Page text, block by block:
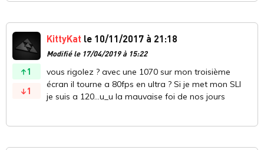
1
1
KittyKat le 10/11/2017 à 21:18
Modifié le 17/04/2019 à 15:22
vous rigolez ? avec une 1070 sur mon troisième
écran il tourne a 80fps en ultra ? Si je met mon SLI
je suis a 120...u_u la mauvaise foi de nos jours